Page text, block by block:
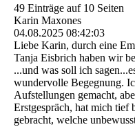
49 Einträge auf 10 Seiten
Karin Maxones
04.08.2025 08:42:03
Liebe Karin, durch eine
Tanja Eisbrich haben wir
...und was soll ich
wundervolle Begegnung.
Aufstellungen gemacht,
Erstgespräch, hat mich tief
gebracht, welche